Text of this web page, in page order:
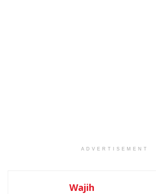
ADVERTISEMENT
Wajih